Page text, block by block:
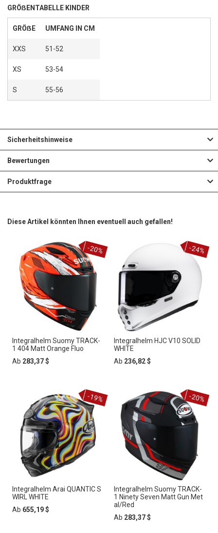
GRÖẞENTABELLE KINDER
GRÖẞE UMFANG IN CM
XXS 51-52
XS 53-54
S 55-56
Sicherheitshinweise
Bewertungen
Produktfrage
Diese Artikel könnten Ihnen eventuell auch gefallen!
Integralhelm Suomy TRACK-
1 404 Matt Orange Fluo
Ab 283,37 $
-20%
Integralhelm HJC V10 SOLID
WHITE
Ab 236,82 $
-24%
Integralhelm Arai QUANTIC S
WIRL WHITE
Ab 655,19 $
-19%
Integralhelm Suomy TRACK-
1 Ninety Seven Matt Gun Met
al/Red
Ab 283,37 $
-20%